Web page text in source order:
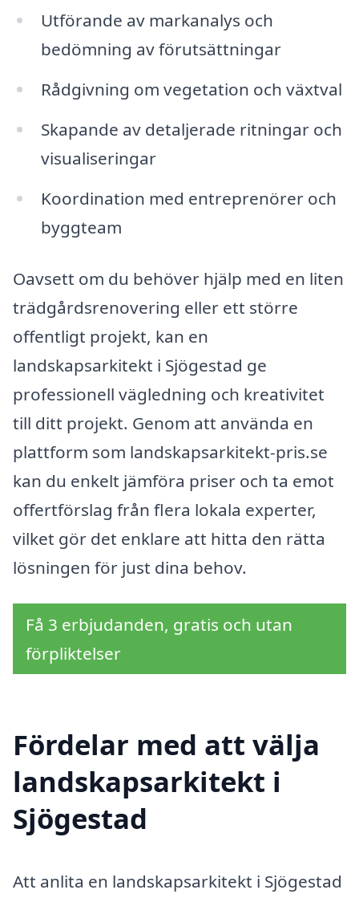
Utförande av markanalys och
bedömning av förutsättningar
Rådgivning om vegetation och växtval
Skapande av detaljerade ritningar och
visualiseringar
Koordination med entreprenörer och
byggteam
Oavsett om du behöver hjälp med en liten
trädgårdsrenovering eller ett större
offentligt projekt, kan en
landskapsarkitekt i Sjögestad ge
professionell vägledning och kreativitet
till ditt projekt. Genom att använda en
plattform som landskapsarkitekt-pris.se
kan du enkelt jämföra priser och ta emot
offertförslag från flera lokala experter,
vilket gör det enklare att hitta den rätta
lösningen för just dina behov.
Få 3 erbjudanden, gratis och utan
förpliktelser
Fördelar med att välja
landskapsarkitekt i
Sjögestad
Att anlita en landskapsarkitekt i Sjögestad